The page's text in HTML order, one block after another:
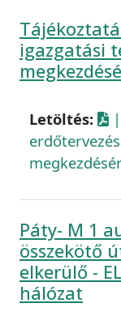
igazgatási
Letöltés:
Páty- M 1
összekötő
elkerülő -
hálózat